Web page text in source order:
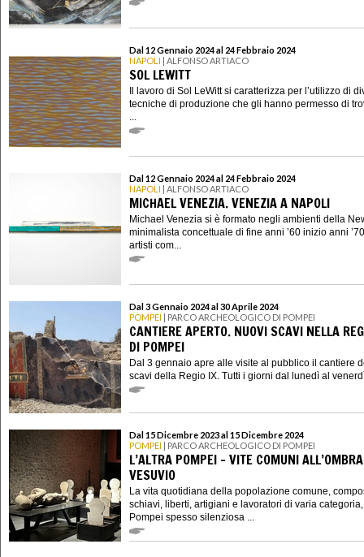
Dal 12 Gennaio 2024 al 24 Febbraio 2024
NAPOLI | ALFONSO ARTIACO
SOL LEWITT
Il lavoro di Sol LeWitt si caratterizza per l’utilizzo di
tecniche di produzione che gli hanno permesso di
Dal 12 Gennaio 2024 al 24 Febbraio 2024
NAPOLI | ALFONSO ARTIACO
MICHAEL VENEZIA. VENEZIA A NAPOLI
Michael Venezia si è formato negli ambienti della
minimalista concettuale di fine anni ’60 inizio anni
artisti com...
Dal 3 Gennaio 2024 al 30 Aprile 2024
POMPEI | PARCO ARCHEOLOGICO DI POMPEI
CANTIERE APERTO. NUOVI SCAVI NELLA
DI POMPEI
Dal 3 gennaio apre alle visite al pubblico il cantiere
scavi della Regio IX. Tutti i giorni dal lunedì al
Dal 15 Dicembre 2023 al 15 Dicembre 2024
POMPEI | PARCO ARCHEOLOGICO DI POMPEI
L’ALTRA POMPEI – VITE COMUNI
VESUVIO
La vita quotidiana della popolazione comune,
schiavi, liberti, artigiani e lavoratori di varia
Pompei spesso silenziosa ...